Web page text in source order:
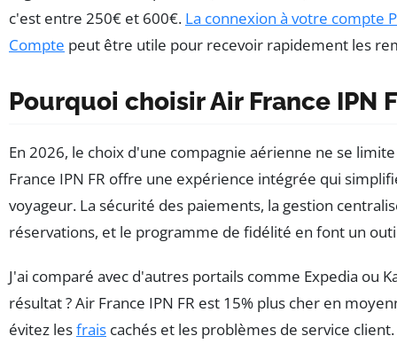
c'est entre 250€ et 600€. La connexion à votre compte
Compte peut être utile pour recevoir rapidement les
Pourquoi choisir Air France IPN
En 2026, le choix d'une compagnie aérienne ne se
France IPN FR offre une expérience intégrée qui
voyageur. La sécurité des paiements, la gestion
réservations, et le programme de fidélité en font un
J'ai comparé avec d'autres portails comme Expedia ou
résultat ? Air France IPN FR est 15% plus cher en
évitez lesfrais cachés et les problèmes de service client.